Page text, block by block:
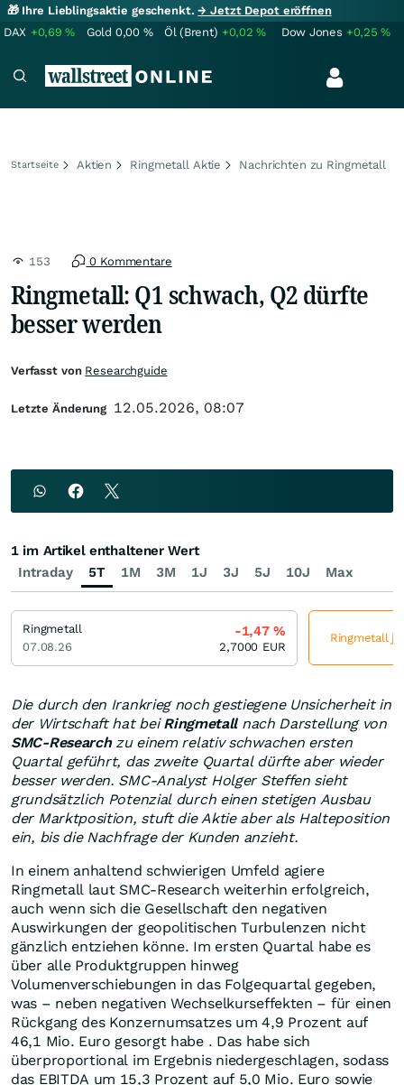
🎁 Ihre Lieblingsaktie geschenkt.→ Jetzt Depot eröffnen
DAX +0,69% Gold 0,00 % Öl (Brent) +0,02% Dow Jones +0,25%
Startseite Aktien Ringmetall Aktie Nachrichten zu Ringmetall
153 0 Kommentare
Ringmetall: Q1 schwach, Q2 dürfte
besser werden
Die durch den Irankrieg noch gestiegene Unsicherheit in
der Wirtschaft hat beiRingmetallnach Darstellung von
SMC-Researchzu einem relativ schwachen ersten
Quartal geführt, das zweite Quartal dürfte aber wieder
besser werden. SMC-Analyst Holger Steffen sieht
grundsätzlich Potenzial durch einen stetigen Ausbau
der Marktposition, stuft die Aktie aber als Halteposition
ein, bis die Nachfrage der Kunden anzieht.
In einem anhaltend schwierigen Umfeld agiere
Ringmetall laut SMC-Research weiterhin erfolgreich,
auch wenn sich die Gesellschaft den negativen
Auswirkungen der geopolitischen Turbulenzen nicht
gänzlich entziehen könne. Im ersten Quartal habe es
über alle Produktgruppen hinweg
Volumenverschiebungen in das Folgequartal gegeben,
was – neben negativen Wechselkurseffekten – für einen
Rückgang des Konzernumsatzes um 4,9 Prozent auf
46,1 Mio. Euro gesorgt habe . Das habe sich
überproportional im Ergebnis niedergeschlagen, sodass
das EBITDA um 15,3 Prozent auf 5,0 Mio. Euro sowie
Verfasst von Researchguide
Letzte Änderung 12.05.2026, 08:07
Intraday 5T 1M 3M 1J 3J 5J 10J Max
1 im Artikel enthaltener Wert
Ringmetall
07.08.26
-1,47%
2,7000 EUR
Ringmetall